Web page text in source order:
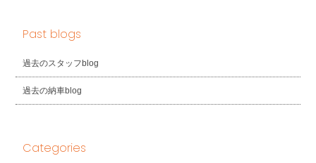
Past blogs
過去のスタッフblog
過去の納車blog
Categories